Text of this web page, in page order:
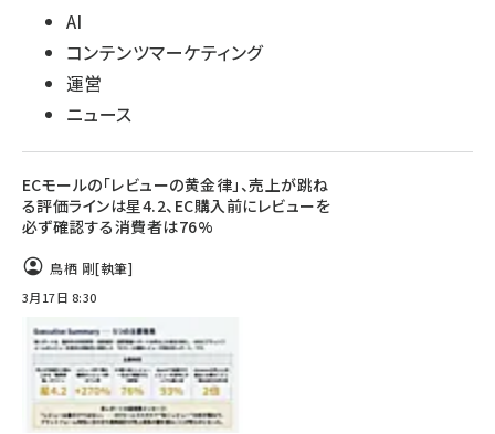
AI
コンテンツマーケティング
運営
ニュース
ECモールの「レビューの黄金律」、売上が跳ね
る評価ラインは星4.2、EC購入前にレビューを
必ず確認する消費者は76%
鳥栖 剛[執筆]
3月17日 8:30